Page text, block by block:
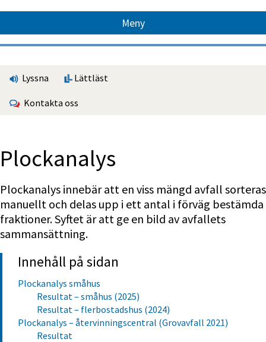
Meny
Lyssna Lättläst
Kontakta oss
Plockanalys
Plockanalys innebär att en viss mängd avfall sorteras
manuellt och delas upp i ett antal i förväg bestämda
fraktioner. Syftet är att ge en bild av avfallets
sammansättning.
Innehåll på sidan
Plockanalys småhus
Resultat – småhus (2025)
Resultat – flerbostadshus (2024)
Plockanalys – återvinningscentral (Grovavfall 2021)
Resultat